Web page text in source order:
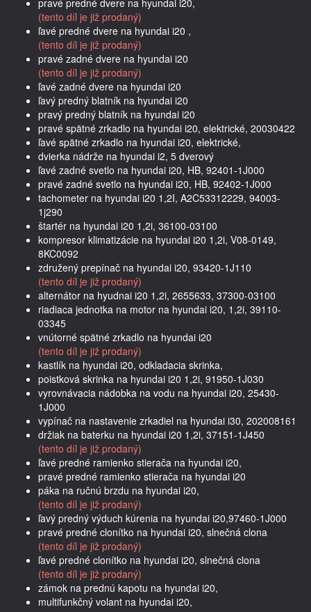
(tento díl je již prodaný)
ľavé predné dvere na hyundai i20 ,
(tento díl je již prodaný)
pravé zadné dvere na hyundai i20
(tento díl je již prodaný)
ľavé zadné dvere na hyundai i20
ľavý predný blatník na hyundai i20
pravý predný blatník na hyundai i20
pravé spätné zrkadlo na hyundai i20, elektrické, 20030422
ľavé spätné zrkadlo na hyundai i20, elektrické,
dvierka nádrže na hyundai i2, 5 dverový
ľavé zadné svetlo na hyundai i20, HB, 92401-1J000
pravé zadné svetlo na hyundai i20, HB, 92402-1J000
tachometer na hyundai i20 1,2I, A2C53312229, 94003-
1j290
štartér na hyundai i20 1,2i, 36100-03100
kompresor klimatizácie na hyundai i20 1,2i, V08-0149,
8KC0092
združený prepínač na hyundai i20, 93420-1J110
(tento díl je již prodaný)
alternátor na hyudnai i20 1,2i, 2655633, 37300-03100
riadiaca jednotka na motor na hyundai i20, 1,2i, 39110-
03345
vnútorné spätné zrkadlo na hyundai i20
(tento díl je již prodaný)
kastlík na hyundai i20, odkladacia skrinka,
poistková skrinka na hyundai i20 1,2i, 91950-1J030
vyrovnávacia nádobka na vodu na hyundai i20, 25430-
1J000
vypínač na nastavenie zrkadiel na hyundai i30, 202008161
držiak na baterku na hyundai i20 1,2i, 37151-1J450
(tento díl je již prodaný)
ľavé predné ramienko stierača na hyundai i20,
pravé predné ramienko stierača na hyundai i20
páka na ručnú brzdu na hyundai i20,
(tento díl je již prodaný)
ľavý predný výduch kúrenia na hyundai i20,97460-1J000
pravé predné clonítko na hyundai i20, slnečná clona
(tento díl je již prodaný)
ľavé predné clonítko na hyundai i20, slnečná clona
(tento díl je již prodaný)
zámok na prednú kapotu na hyundai i20,
multifunkčný volant na hyundai i20,